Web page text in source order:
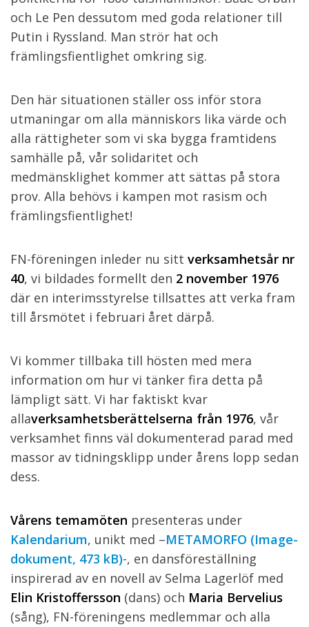
och Le Pen dessutom med goda relationer till
Putin i Ryssland. Man strör hat och
främlingsfientlighet omkring sig.
Den här situationen ställer oss inför stora
utmaningar om alla människors lika värde och
alla rättigheter som vi ska bygga framtidens
samhälle på, vår solidaritet och
medmänsklighet kommer att sättas på stora
prov. Alla behövs i kampen mot rasism och
främlingsfientlighet!
FN-föreningen inleder nu sitt verksamhetsår nr
40, vi bildades formellt den 2 november 1976
där en interimsstyrelse tillsattes att verka fram
till årsmötet i februari året därpå.
Vi kommer tillbaka till hösten med mera
information om hur vi tänker fira detta på
lämpligt sätt. Vi har faktiskt kvar
allaverksamhetsberättelserna från 1976, vår
verksamhet finns väl dokumenterad parad med
massor av tidningsklipp under årens lopp sedan
dess.
Vårens temamöten presenteras under
Kalendarium, unikt med –METAMORFO (Image-
dokument, 473 kB)-, en dansföreställning
inspirerad av en novell av Selma Lagerlöf med
Elin Kristoffersson (dans) och Maria Bervelius
(sång), FN-föreningens medlemmar och alla